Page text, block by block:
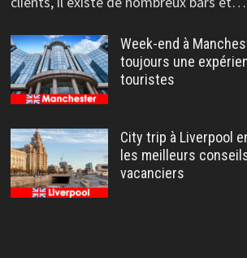
Week-end à
toujours une
touristes
City trip à Liverpool
les meilleurs
vacanciers